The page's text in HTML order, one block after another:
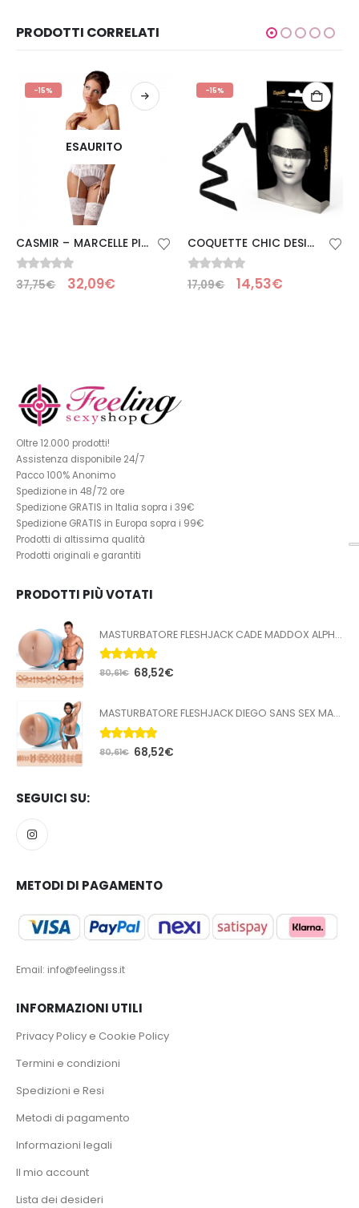
PRODOTTI CORRELATI
-15%
ESAURITO
CASMIR – MARCELLE PICARDIA BIANCA CON GIARRETTIERA E PERIZOMA BY CASMIR S/M
0Su 5
37,75€ 32,09€
-15%
COQUETTE CHIC DESIRE – MASCHERA IN PIZZO NERO CON NASTRO
0Su 5
17,09€ 14,53€
Oltre 12.000 prodotti!
Assistenza disponibile 24/7
Pacco 100% Anonimo
Spedizione in 48/72 ore
Spedizione GRATIS in Italia sopra i 39€
Spedizione GRATIS in Europa sopra i 99€
Prodotti di altissima qualità
Prodotti originali e garantiti
PRODOTTI PIÙ VOTATI
MASTURBATORE FLESHJACK CADE MADDOX ALPHA BUTT
5.00Su 5
80,61€ 68,52€
MASTURBATORE FLESHJACK DIEGO SANS SEX MACHINE BUTT
5.00Su 5
80,61€ 68,52€
SEGUICI SU:
METODI DI PAGAMENTO
Email: info@feelingss.it
INFORMAZIONI UTILI
Privacy Policy e Cookie Policy
Termini e condizioni
Spedizioni e Resi
Metodi di pagamento
Informazioni legali
Il mio account
Lista dei desideri